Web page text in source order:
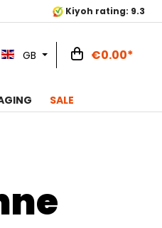
Kiyoh rating: 9.3
GB €0.00*
SALE